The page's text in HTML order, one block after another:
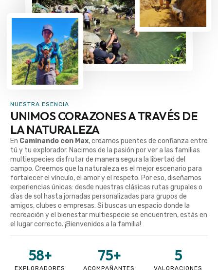
NUESTRA ESENCIA
UNIMOS CORAZONES A TRAVÉS DE
LA NATURALEZA
En Caminando con Max, creamos puentes de confianza entre
tú y tu explorador. Nacimos de la pasión por ver a las familias
multiespecies disfrutar de manera segura la libertad del
campo. Creemos que la naturaleza es el mejor escenario para
fortalecer el vínculo, el amor y el respeto. Por eso, diseñamos
experiencias únicas: desde nuestras clásicas rutas grupales o
días de sol hasta jornadas personalizadas para grupos de
amigos, clubes o empresas. Si buscas un espacio donde la
recreación y el bienestar multiespecie se encuentren, estás en
el lugar correcto. ¡Bienvenidos a la familia!
EXPLORADORES
58+
ACOMPAÑANTES
75+
VALORACIONES
5